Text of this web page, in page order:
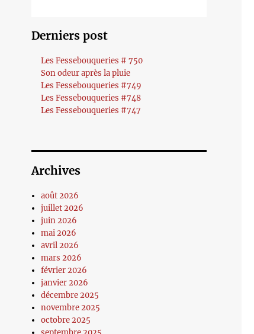
Derniers post
Les Fessebouqueries # 750
Son odeur après la pluie
Les Fessebouqueries #749
Les Fessebouqueries #748
Les Fessebouqueries #747
Archives
août 2026
juillet 2026
juin 2026
mai 2026
avril 2026
mars 2026
février 2026
janvier 2026
décembre 2025
novembre 2025
octobre 2025